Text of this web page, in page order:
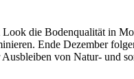
die Bodenqualität in
Ende Dezember
von Natur- und